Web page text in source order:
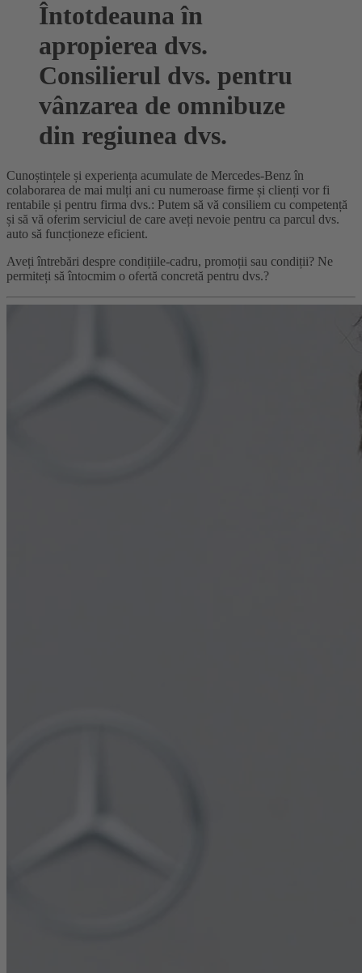
Întotdeauna în
apropierea dvs.
Consilierul dvs. pentru
vânzarea de omnibuze
din regiunea dvs.
Cunoștințele și experiența acumulate de Mercedes-Benz în
colaborarea de mai mulți ani cu numeroase firme și clienți vor fi
rentabile și pentru firma dvs.: Putem să vă consiliem cu competență
și să vă oferim serviciul de care aveți nevoie pentru ca parcul dvs.
auto să funcționeze eficient.
Aveți întrebări despre condițiile-cadru, promoții sau condiții? Ne
permiteți să întocmim o ofertă concretă pentru dvs.?